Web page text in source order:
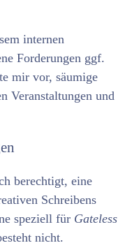
internen
Forderungen ggf.
mir vor, säumige
Veranstaltungen und
berechtigt, eine
Schreibens
speziell für Gateless
nicht.